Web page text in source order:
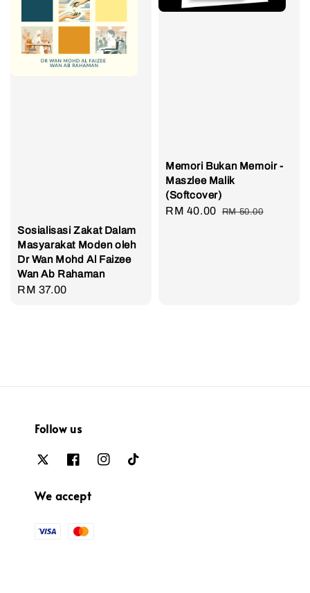
Sosialisasi Zakat Dalam
Masyarakat Moden oleh
Dr Wan Mohd Al Faizee
Wan Ab Rahaman
Regular
RM 37.00
Memori Bukan Memoir -
Maszlee Malik
(Softcover)
Sale
RM 40.00 Regular
RM 50.00
Follow us
We accept